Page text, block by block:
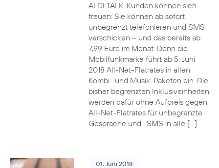
ALDI TALK-Kunden können sich
freuen: Sie können ab sofort
unbegrenzt telefonieren und SMS
verschicken – und das bereits ab
7,99 Euro im Monat. Denn die
Mobilfunkmarke führt ab 5. Juni
2018 All-Net-Flatrates in allen
Kombi- und Musik-Paketen ein. Die
bisher begrenzten Inklusiveinheiten
werden dafür ohne Aufpreis gegen
All-Net-Flatrates für unbegrenzte
Gespräche und -SMS in alle […]
01. Juni 2018